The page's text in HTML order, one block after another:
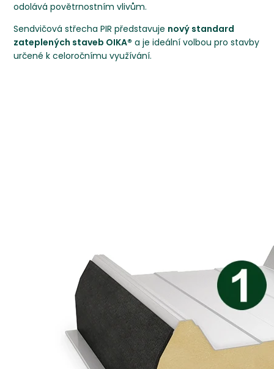
odolává povětrnostním vlivům.
Sendvičová střecha PIR představuje nový standard
zateplených staveb OIKA® a je ideální volbou pro stavby
určené k celoročnímu využívání.